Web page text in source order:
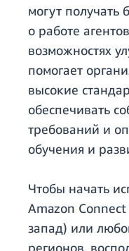
могут получать
о работе
возможностях
помогает
высокие
обеспечивать
требований и
обучения и
Чтобы начать
Amazon
запад) или
регионов,